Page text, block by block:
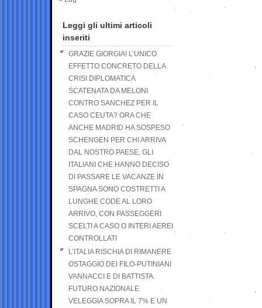
Leggi gli ultimi articoli
inseriti
GRAZIE GIORGIA! L’UNICO
EFFETTO CONCRETO DELLA
CRISI DIPLOMATICA
SCATENATA DA MELONI
CONTRO SANCHEZ PER IL
CASO CEUTA? ORA CHE
ANCHE MADRID HA SOSPESO
SCHENGEN PER CHI ARRIVA
DAL NOSTRO PAESE, GLI
ITALIANI CHE HANNO DECISO
DI PASSARE LE VACANZE IN
SPAGNA SONO COSTRETTI A
LUNGHE CODE AL LORO
ARRIVO, CON PASSEGGERI
SCELTI A CASO O INTERI AEREI
CONTROLLATI
L’ITALIA RISCHIA DI RIMANERE
OSTAGGIO DEI FILO-PUTINIANI
VANNACCI E DI BATTISTA.
FUTURO NAZIONALE
VELEGGIA SOPRA IL 7% E UN